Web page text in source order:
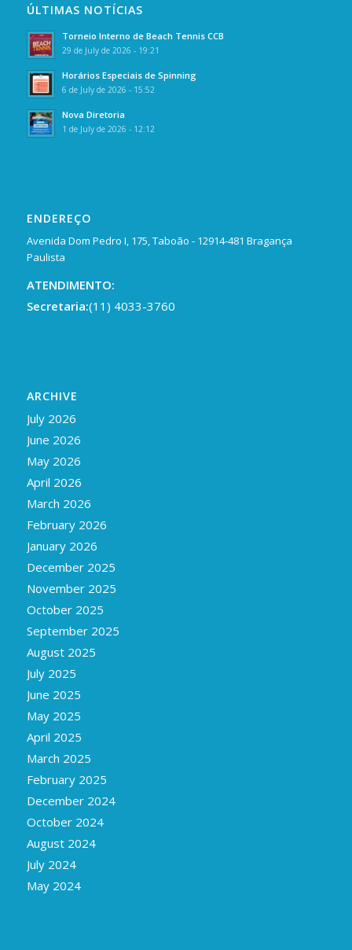
ÚLTIMAS NOTÍCIAS
Torneio Interno de Beach Tennis CCB
29 de July de 2026 - 19:21
Horários Especiais de Spinning
6 de July de 2026 - 15:52
Nova Diretoria
1 de July de 2026 - 12:12
ENDEREÇO
Avenida Dom Pedro I, 175, Taboão - 12914-481 Bragança
Paulista
ATENDIMENTO:
Secretaria:(11) 4033-3760
ARCHIVE
July 2026
June 2026
May 2026
April 2026
March 2026
February 2026
January 2026
December 2025
November 2025
October 2025
September 2025
August 2025
July 2025
June 2025
May 2025
April 2025
March 2025
February 2025
December 2024
October 2024
August 2024
July 2024
May 2024